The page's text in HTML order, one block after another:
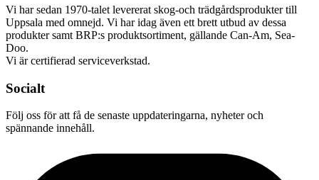
Vi har sedan 1970-talet levererat skog-och trädgårdsprodukter till
Uppsala med omnejd. Vi har idag även ett brett utbud av dessa
produkter samt BRP:s produktsortiment, gällande Can-Am, Sea-
Doo.
Vi är certifierad serviceverkstad.
Socialt
Följ oss för att få de senaste uppdateringarna, nyheter och
spännande innehåll.